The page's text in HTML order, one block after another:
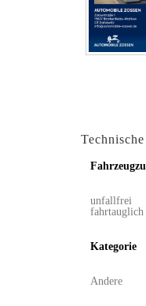
unfallfrei
fahrtauglich
Kategorie
Andere